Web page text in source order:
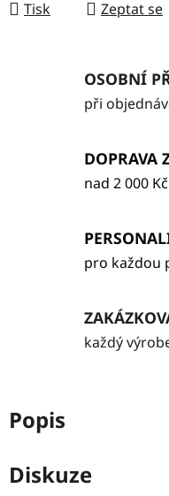
Tisk Zeptat se
OSOBNÍ
při
DOPRAVA
nad 2 000 Kč
pro každou
každý
Popis
Diskuze